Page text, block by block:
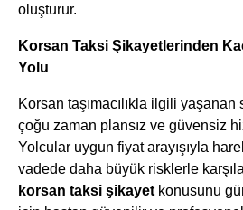
oluşturur.
Korsan Taksi Şikayetlerinden
Yolu
Korsan taşımacılıkla ilgili
çoğu zaman plansız ve güvensiz
Yolcular uygun fiyat arayışıyla
vadede daha büyük risklerle
korsan taksi şikayet konusunu